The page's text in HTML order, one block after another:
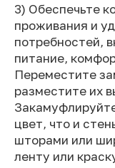
3) Обеспечьте
проживания и
потребностей,
питание,
Переместите
разместите их
цвет, что и
шторами или
ленту или